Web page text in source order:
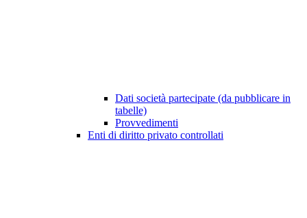
Dati società partecipate (da pubblicare in
tabelle)
Provvedimenti
Enti di diritto privato controllati